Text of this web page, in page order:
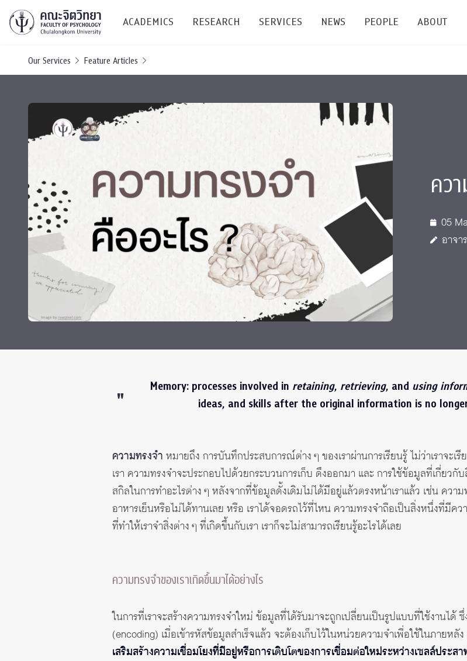
ACADEMICS
Current Students
RESEARCH
International Conference & Symposium
TICP 2023
SSBW Activities
Grants and Awards
SERVICES
Academic Service
Wellness Center
Psychological Center for Effective
Life Di
CU Radio
NEWS
Events & Announcement
Workshops
Jobs
PEOPLE
Staffs
Management
ABOUT
Our Services Feature Articles
คว
05
อาจ
Memory: processes involved in retaining, retrieving, and using
ideas, and skills after the original information is no
ความทรงจำ หมายถึง การบันทึกประสบการณ์ต่าง ๆ ของเราผ่านการเรียนรู้ ไม่ว่าเราจะ
เรา ความทรงจำจะประกอบไปด้วยกระบวนการเก็บ ดึงออกมา และ การใช้ข้อมูลที่เกี่ยวกั
สกิลในการทำอะไรต่าง ๆ หลังจากที่ข้อมูลดั้งเดิมไม่ได้มีอยู่แล้วตรงหน้าเราแล้ว เช่น ควา
อาหารเย็นหรือไม่ได้ทานเลย หรือ เราได้จอดรถไว้ที่ไหน ความทรงจำถือเป็นสิ่งหนึ่งที่มีค
ที่ทำให้เราจำสิ่งต่าง ๆ ที่เกิดขึ้นกับเรา เราก็จะไม่สามารถเรียนรู้อะไรได้เลย
ความทรงจำของเราเกิดขึ้นมาได้อย่างไร
ในการที่เราจะสร้างความทรงจำใหม่ ข้อมูลที่ได้รับมาจะถูกเปลี่ยนเป็นรูปแบบที่ใช้งานได้
(encoding) เมื่อเข้ารหัสข้อมูลสำเร็จแล้ว จะต้องเก็บไว้ในหน่วยความจำเพื่อใช้ในภายหลั
เสริมสร้างความเชื่อมโยงที่มีอยู่หรือการเติบโตของการเชื่อมต่อใหม่ระหว่างเซลล์ประสา